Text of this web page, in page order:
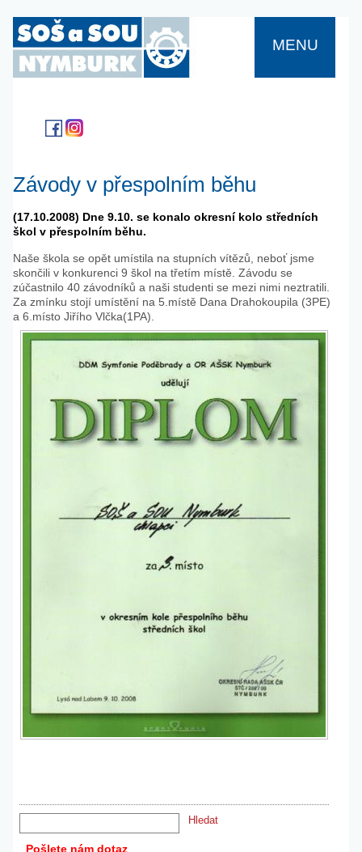
MENU
Závody v přespolním běhu
(17.10.2008) Dne 9.10. se konalo okresní kolo středních
škol v přespolním běhu.
Naše škola se opět umístila na stupních vítězů, neboť jsme
skončili v konkurenci 9 škol na třetím místě. Závodu se
zúčastnilo 40 závodníků a naši studenti se mezi nimi neztratili.
Za zmínku stojí umístění na 5.místě Dana Drahokoupila (3PE)
a 6.místo Jiřího Vlčka(1PA).
Pošlete nám dotaz